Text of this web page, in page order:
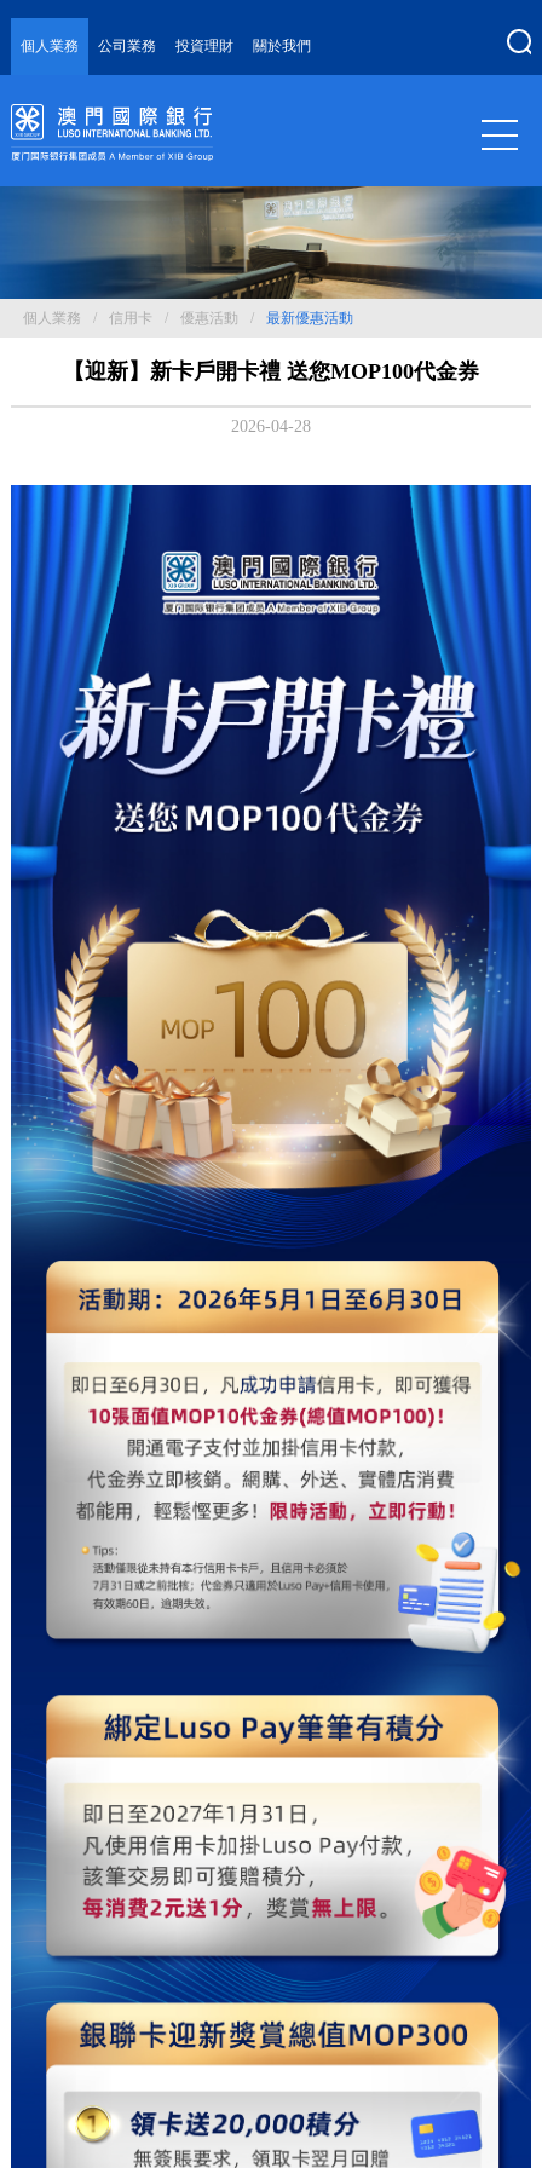
個人業務 公司業務 投資理財 關於我們
個人業務 / 信用卡 / 優惠活動 / 最新優惠活動
【迎新】新卡戶開卡禮 送您MOP100代金券
2026-04-28